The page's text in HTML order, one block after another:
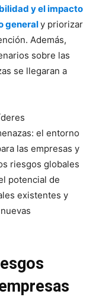
y el impacto
generaly priorizar
Además,
sobre las
se llegaran a
el entorno
las empresas y
riesgos globales
potencial de
existentes y